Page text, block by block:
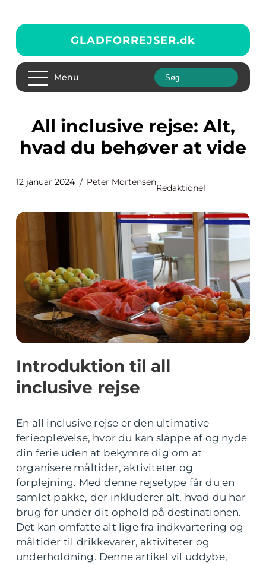
GLADFORREJSER.dk
Menu
All inclusive rejse: Alt,
hvad du behøver at vide
12 januar 2024 Peter Mortensen
Redaktionel
Introduktion til all
inclusive rejse
En all inclusive rejse er den ultimative
ferieoplevelse, hvor du kan slappe af og nyde
din ferie uden at bekymre dig om at
organisere måltider, aktiviteter og
forplejning. Med denne rejsetype får du en
samlet pakke, der inkluderer alt, hvad du har
brug for under dit ophold på destinationen.
Det kan omfatte alt lige fra indkvartering og
måltider til drikkevarer, aktiviteter og
underholdning. Denne artikel vil uddybe,